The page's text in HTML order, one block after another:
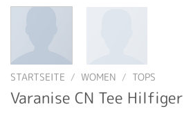
STARTSEITE / WOMEN / TOPS
Varanise CN Tee